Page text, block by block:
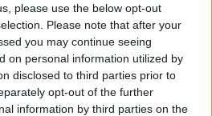
please use the below opt-out
Please note that after your
you may continue seeing
on personal information utilized by
disclosed to third parties prior to
opt-out of the further
information by third parties on the
condivisa.
contesto dell’anno giubilare: la
dicembre 2024 da papa
motto del 2025 — pellegrini di
pace — rendendo la festa di san